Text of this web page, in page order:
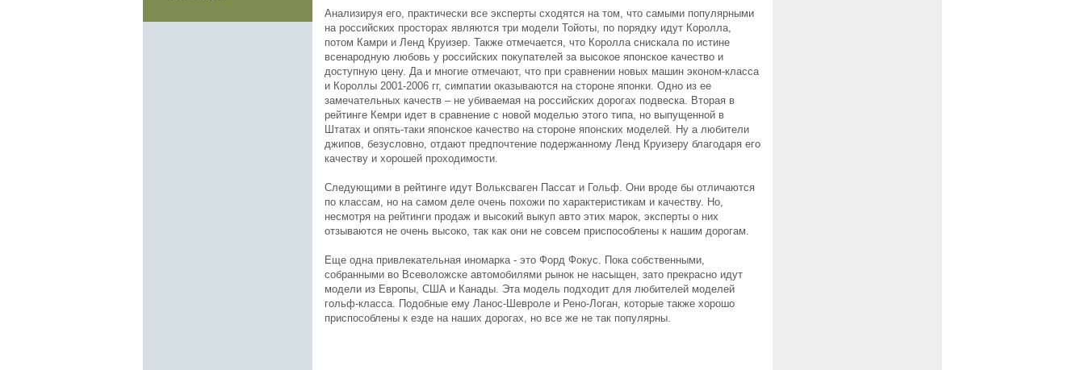
Анализируя его, практически все эксперты сходятся на том, что самыми популярными
на российских просторах являются три модели Тойоты, по порядку идут Королла,
потом Камри и Ленд Круизер. Также отмечается, что Королла снискала по истине
всенародную любовь у российских покупателей за высокое японское качество и
доступную цену. Да и многие отмечают, что при сравнении новых машин эконом-класса
и Короллы 2001-2006 гг, симпатии оказываются на стороне японки. Одно из ее
замечательных качеств – не убиваемая на российских дорогах подвеска. Вторая в
рейтинге Кемри идет в сравнение с новой моделью этого типа, но выпущенной в
Штатах и опять-таки японское качество на стороне японских моделей. Ну а любители
джипов, безусловно, отдают предпочтение подержанному Ленд Круизеру благодаря его
качеству и хорошей проходимости.
Следующими в рейтинге идут Вольксваген Пассат и Гольф. Они вроде бы отличаются
по классам, но на самом деле очень похожи по характеристикам и качеству. Но,
несмотря на рейтинги продаж и высокий выкуп авто этих марок, эксперты о них
отзываются не очень высоко, так как они не совсем приспособлены к нашим дорогам.
Еще одна привлекательная иномарка - это Форд Фокус. Пока собственными,
собранными во Всеволожске автомобилями рынок не насыщен, зато прекрасно идут
модели из Европы, США и Канады. Эта модель подходит для любителей моделей
гольф-класса. Подобные ему Ланос-Шевроле и Рено-Логан, которые также хорошо
приспособлены к езде на наших дорогах, но все же не так популярны.